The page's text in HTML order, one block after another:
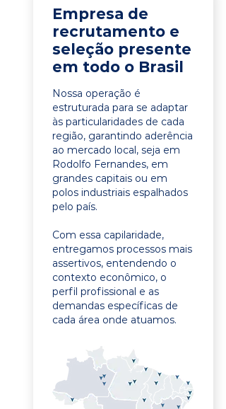
Empresa de
recrutamento e
seleção presente
em todo o Brasil
Nossa operação é
estruturada para se adaptar
às particularidades de cada
região, garantindo aderência
ao mercado local, seja em
Rodolfo Fernandes, em
grandes capitais ou em
polos industriais espalhados
pelo país.
Com essa capilaridade,
entregamos processos mais
assertivos, entendendo o
contexto econômico, o
perfil profissional e as
demandas específicas de
cada área onde atuamos.